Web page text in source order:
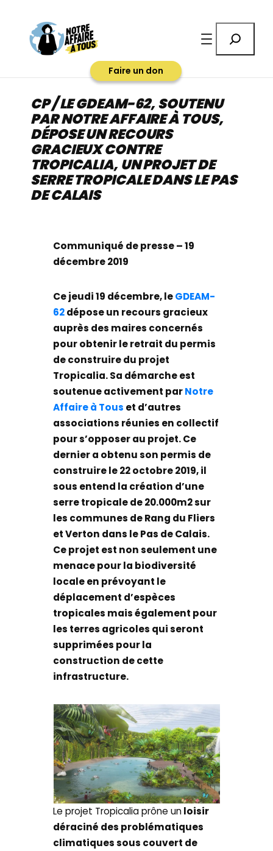
contenu
Faire un don
CP / LE GDEAM-62, SOUTENU
PAR NOTRE AFFAIRE À TOUS,
DÉPOSE UN RECOURS
GRACIEUX CONTRE
TROPICALIA, UN PROJET DE
SERRE TROPICALE DANS LE PAS
DE CALAIS
Communiqué de presse – 19
décembre 2019
Ce jeudi 19 décembre, leGDEAM-
62dépose un recours gracieux
auprès des maires concernés
pour obtenir le retrait du permis
de construire du projet
Tropicalia. Sa démarche est
soutenue activement parNotre
Affaire à Tous et d’autres
associations réunies en collectif
pour s’opposer au projet. Ce
dernier a obtenu son permis de
construire le 22 octobre 2019, il
sous entend la création d’une
serre tropicale de 20.000m2 sur
les communes de Rang du Fliers
et Verton dans le Pas de Calais.
Ce projet est non seulement une
menace pour la biodiversité
locale en prévoyant le
déplacement d’espèces
tropicales mais également pour
les terres agricoles qui seront
supprimées pour la
construction de cette
infrastructure.
Le projet Tropicalia prône unloisir
déraciné des problématiques
climatiques sous couvert de